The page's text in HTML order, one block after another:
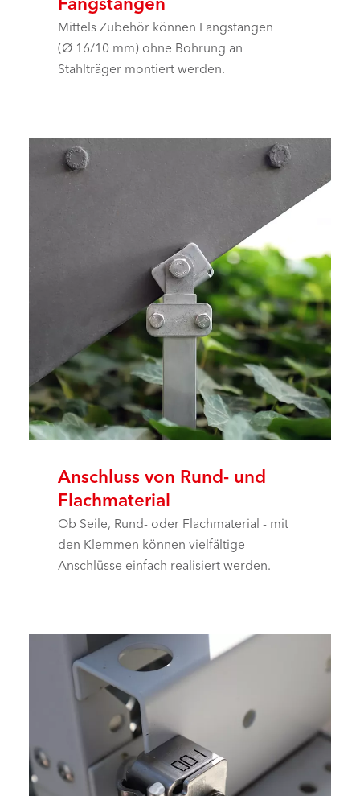
Mittels Zubehör können Fangstangen
(Ø 16/10 mm) ohne Bohrung an
Stahlträger montiert werden.
Anschluss von Rund- und
Flachmaterial
Ob Seile, Rund- oder Flachmaterial - mit
den Klemmen können vielfältige
Anschlüsse einfach realisiert werden.